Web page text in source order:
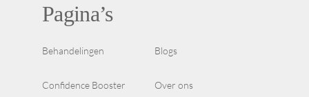
Pagina’s
Behandelingen Blogs
Confidence Booster Over ons